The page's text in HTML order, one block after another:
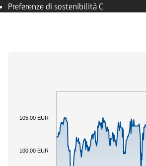
Preferenze di sostenibilità C
100,00 EUR
105,00 EUR